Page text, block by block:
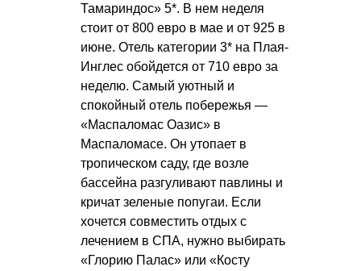
Тамариндос» 5*. В нем неделя
стоит от 800 евро в мае и от 925 в
июне. Отель категории 3* на Плая-
Инглес обойдется от 710 евро за
неделю. Самый уютный и
спокойный отель побережья —
«Маспаломас Оазис» в
Маспаломасе. Он утопает в
тропическом саду, где возле
бассейна разгуливают павлины и
кричат зеленые попугаи. Если
хочется совместить отдых с
лечением в СПА, нужно выбирать
«Глорию Палас» или «Косту